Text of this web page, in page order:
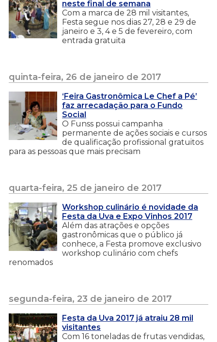
neste final de semana
Com a marca de 28 mil visitantes,
Festa segue nos dias 27, 28 e 29 de
janeiro e 3, 4 e 5 de fevereiro, com
entrada gratuita
quinta-feira, 26 de janeiro de 2017
‘Feira Gastronômica Le Chef a Pé’
faz arrecadação para o Fundo
Social
O Funss possui campanha
permanente de ações sociais e cursos
de qualificação profissional gratuitos
para as pessoas que mais precisam
quarta-feira, 25 de janeiro de 2017
Workshop culinário é novidade da
Festa da Uva e Expo Vinhos 2017
Além das atrações e opções
gastronômicas que o público já
conhece, a Festa promove exclusivo
workshop culinário com chefs
renomados
segunda-feira, 23 de janeiro de 2017
Festa da Uva 2017 já atraiu 28 mil
visitantes
Com 16 toneladas de frutas vendidas,